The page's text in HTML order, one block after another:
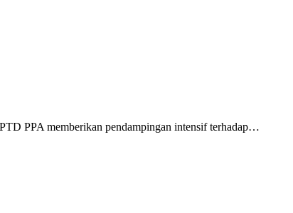
PPA memberikan pendampingan intensif terhadap…